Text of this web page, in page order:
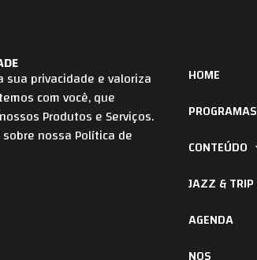
sua privacidade e valoriza
com você, que
Produtos e Serviços.
nossa Política de
HOME
PROGRAMAS
CONTEÚDO
JAZZ & TRIP
AGENDA